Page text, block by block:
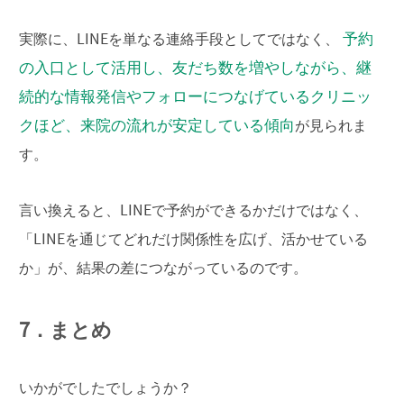
実際に、LINEを単なる連絡手段としてではなく、 予約
の入口として活用し、友だち数を増やしながら、継
続的な情報発信やフォローにつなげているクリニッ
クほど、来院の流れが安定している傾向が見られま
す。
言い換えると、LINEで予約ができるかだけではなく、
「LINEを通じてどれだけ関係性を広げ、活かせている
か」が、結果の差につながっているのです。
7．まとめ
いかがでしたでしょうか？